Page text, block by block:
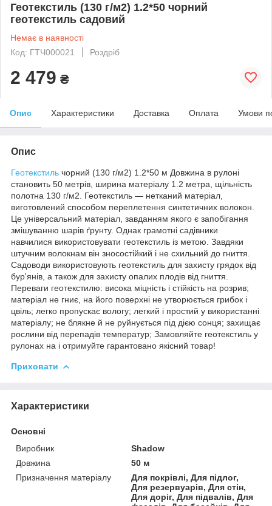
Геотекстиль (130 г/м2) 1.2*50 чорний
геотекстиль садовий
Немає в наявності
Код: ГТЧ000021
Роздріб
2 479 ₴
Опис Характеристики Доставка Оплата Умови
Опис
Геотекстиль чорний (130 г/м2) 1.2*50 м Довжина в рулоні
становить 50 метрів, ширина матеріалу 1.2 метра, щільність
полотна 130 г/м2. Геотекстиль — нетканий матеріал,
виготовлений способом переплетення синтетичних волокон.
Це універсальний матеріал, завданням якого є запобігання
змішуванню шарів ґрунту. Однак грамотні садівники
навчилися використовувати геотекстиль із метою. Завдяки
штучним волокнам він зносостійкий і не схильний до гниття.
Садоводи використовують геотекстиль для захисту грядок від
бур'янів, а також для захисту опалих плодів від гниття.
Переваги геотекстилю: висока міцність і стійкість на розрив;
матеріал не гниє, на його поверхні не утворюється грибок і
цвіль; легко пропускає вологу; легкий і простий у використанні
матеріалу; не блякне й не руйнується під дією сонця; захищає
рослини від перепадів температур; Замовляйте геотекстиль у
рулонах на і отримуйте гарантовано якісний товар!
Приховати
Характеристики
Основні
Виробник
Shadow
Довжина
50 м
Призначення матеріалу
Для покрівлі, Для підлог,
Для резервуарів, Для стін,
Для доріг, Для підвалів, Для